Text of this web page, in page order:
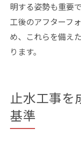
明する姿勢も重要
工後のアフターフ
め、これらを備え
ります。
止水工事
基準